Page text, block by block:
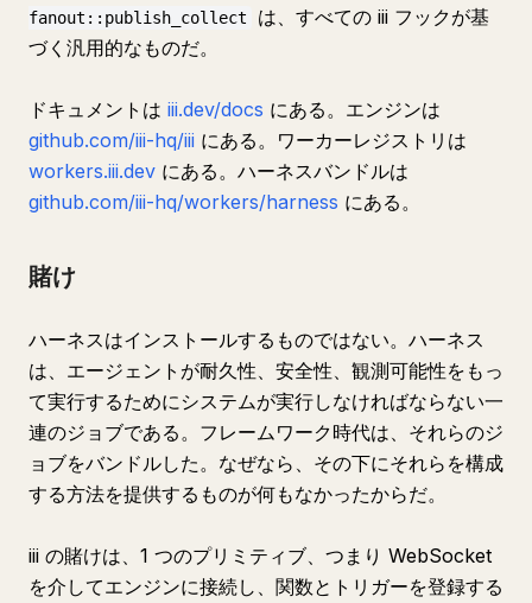
fanout::publish_collect
は、すべての iii フックが基
づく汎用的なものだ。
ドキュメントは iii.dev/docs にある。エンジンは
github.com/iii-hq/iii にある。ワーカーレジストリは
workers.iii.dev にある。ハーネスバンドルは
github.com/iii-hq/workers/harness にある。
賭け
ハーネスはインストールするものではない。ハーネス
は、エージェントが耐久性、安全性、観測可能性をもっ
て実行するためにシステムが実行しなければならない一
連のジョブである。フレームワーク時代は、それらのジ
ョブをバンドルした。なぜなら、その下にそれらを構成
する方法を提供するものが何もなかったからだ。
iii の賭けは、1 つのプリミティブ、つまり WebSocket
を介してエンジンに接続し、関数とトリガーを登録する